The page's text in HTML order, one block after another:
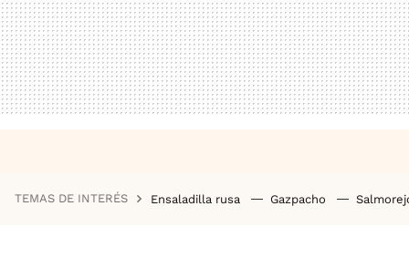
TEMAS DE INTERÉS Ensaladilla rusa Gazpacho